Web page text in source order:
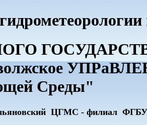
Среды"
ЦГМС - филиал